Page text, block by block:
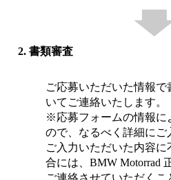
2. 書類審査
ご応募いただいた情報
いてご連絡いたします。
※応募フォームの情報に
ので、なるべく詳細にご
ご入力いただいた内容
合には、BMW Motorrad
ご連絡させていただくこ